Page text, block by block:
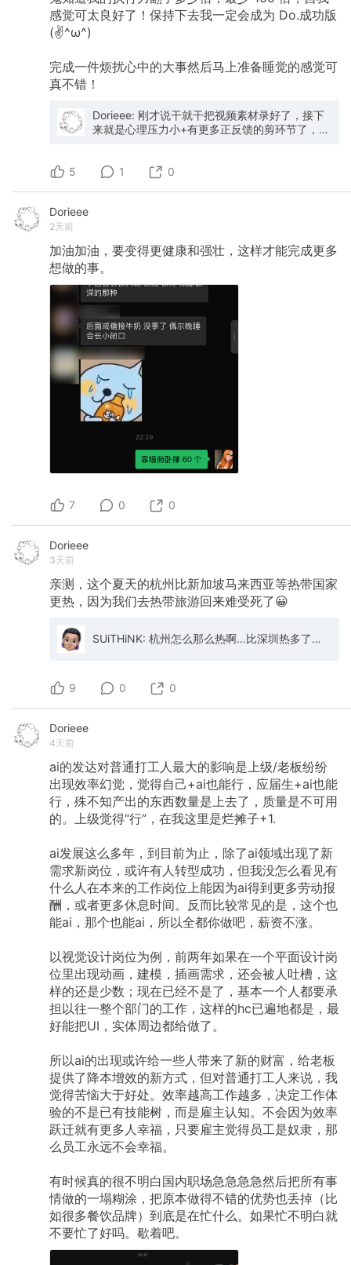
感觉可太良好了！保持下去我一定会成为 Do.成功版
(✌️^ω^)
完成一件烦扰心中的大事然后马上准备睡觉的感觉可
真不错！
Dorieee: 刚才说干就干把视频素材录好了，接下
来就是心理压力小+有更多正反馈的剪环节了，今
5
1 0
Dorieee
2天前
加油加油，要变得更健康和强壮，这样才能完成更多
想做的事。
7 0 0
Dorieee
3天前
亲测，这个夏天的杭州比新加坡马来西亚等热带国家
更热，因为我们去热带旅游回来难受死了😀
SUiTHiNK: 杭州怎么那么热啊…比深圳热多了…
9 0 0
Dorieee
4天前
ai的发达对普通打工人最大的影响是上级/老板纷纷
出现效率幻觉，觉得自己+ai也能行，应届生+ai也能
行，殊不知产出的东西数量是上去了，质量是不可用
的。上级觉得“行”，在我这里是烂摊子+1.
ai发展这么多年，到目前为止，除了ai领域出现了新
需求新岗位，或许有人转型成功，但我没怎么看见有
什么人在本来的工作岗位上能因为ai得到更多劳动报
酬，或者更多休息时间。反而比较常见的是，这个也
能ai，那个也能ai，所以全都你做吧，薪资不涨。
以视觉设计岗位为例，前两年如果在一个平面设计岗
位里出现动画，建模，插画需求，还会被人吐槽，这
样的还是少数；现在已经不是了，基本一个人都要承
担以往一整个部门的工作，这样的hc已遍地都是，最
好能把UI，实体周边都给做了。
所以ai的出现或许给一些人带来了新的财富，给老板
提供了降本增效的新方式，但对普通打工人来说，我
觉得苦恼大于好处。效率越高工作越多，决定工作体
验的不是已有技能树，而是雇主认知。不会因为效率
跃迁就有更多人幸福，只要雇主觉得员工是奴隶，那
么员工永远不会幸福。
有时候真的很不明白国内职场急急急急然后把所有事
情做的一塌糊涂，把原本做得不错的优势也丢掉（比
如很多餐饮品牌）到底是在忙什么。如果忙不明白就
不要忙了好吗。歇着吧。